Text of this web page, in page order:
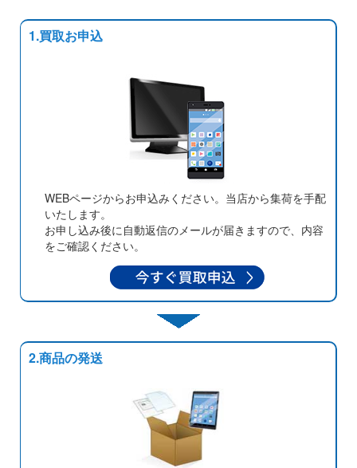
1.買取お申込
WEBページからお申込みください。当店から集荷を手配
いたします。
お申し込み後に自動返信のメールが届きますので、内容
をご確認ください。
2.商品の発送